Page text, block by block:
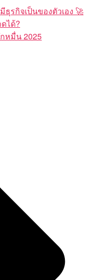
รกิจเป็นของตัวเอง
ได้?
หมื่น 2025